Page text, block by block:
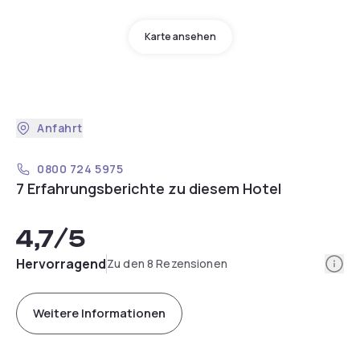
Karte ansehen
Anfahrt
0800 724 5975
7 Erfahrungsberichte zu diesem Hotel
4,7/5
HervorragendZu den 8 Rezensionen
Weitere Informationen